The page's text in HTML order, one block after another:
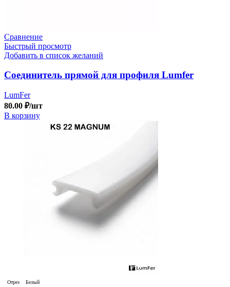
Сравнение
Быстрый просмотр
Добавить в список желаний
Соединитель прямой для профиля Lumfer
LumFer
80.00 ₽/шт
В корзину
Отрез Белый